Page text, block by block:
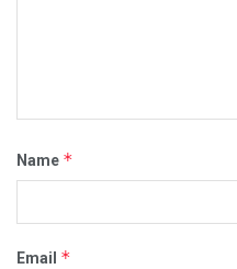
Name *
Email *